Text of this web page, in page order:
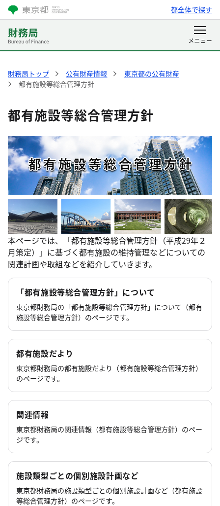
都全体で探す
財務局トップ 公有財産情報
東京都の公有財産
都有施設等総合管理方針
都有施設等総合管理方針
本ページでは、「都有施設等総合管理方針（平成29年２
月策定）」に基づく都有施設の維持管理などについての
関連計画や取組などを紹介していきます。
「都有施設等総合管理方針」について
東京都財務局の「都有施設等総合管理方針」について（都有
施設等総合管理方針）のページです。
都有施設だより
東京都財務局の都有施設だより（都有施設等総合管理方針）
のページです。
関連情報
東京都財務局の関連情報（都有施設等総合管理方針）のペー
ジです。
施設類型ごとの個別施設計画など
東京都財務局の施設類型ごとの個別施設計画など（都有施設
等総合管理方針）のページです。